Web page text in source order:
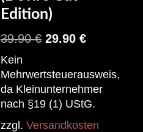
Edition)
39.90€ 29.90 €
Kein
Mehrwertsteuerausweis,
da Kleinunternehmer
nach §19 (1) UStG.
zzgl. Versandkosten